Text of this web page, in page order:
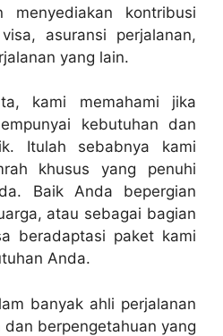
menyediakan kontribusi
asuransi perjalanan,
yang lain.
kami memahami jika
kebutuhan dan
Itulah sebabnya kami
khusus yang penuhi
Baik Anda bepergian
atau sebagai bagian
beradaptasi paket kami
Anda.
banyak ahli perjalanan
berpengetahuan yang